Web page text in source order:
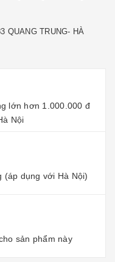
QUANG TRUNG- HÀ
lớn hơn 1.000.000 đ
Nội
(áp dụng với Hà Nội)
sản phẩm này